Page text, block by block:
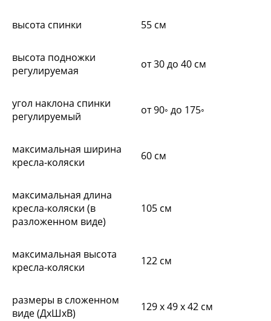
высота спинки 55 см
высота подножки
регулируемая
от 30 до 40 см
угол наклона спинки
регулируемый
от 90◦ до 175◦
максимальная ширина
кресла-коляски
60 см
максимальная длина
кресла-коляски (в
разложенном виде)
105 см
максимальная высота
кресла-коляски
122 см
размеры в сложенном
виде (ДхШхВ)
129 х 49 х 42 см